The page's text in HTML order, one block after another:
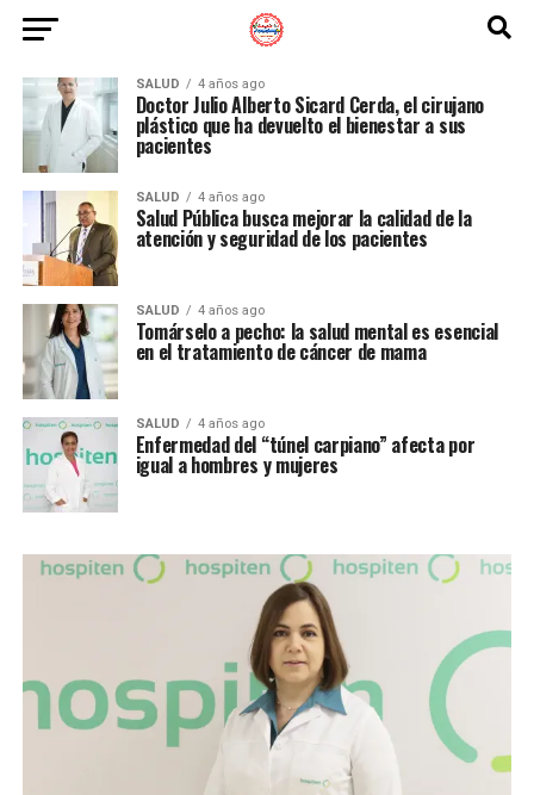
SALUD 4 años ago
Doctor Julio Alberto Sicard Cerda, el cirujano
plástico que ha devuelto el bienestar a sus
pacientes
SALUD 4 años ago
Salud Pública busca mejorar la calidad de la
atención y seguridad de los pacientes
SALUD 4 años ago
Tomárselo a pecho: la salud mental es esencial
en el tratamiento de cáncer de mama
SALUD 4 años ago
Enfermedad del “túnel carpiano” afecta por
igual a hombres y mujeres